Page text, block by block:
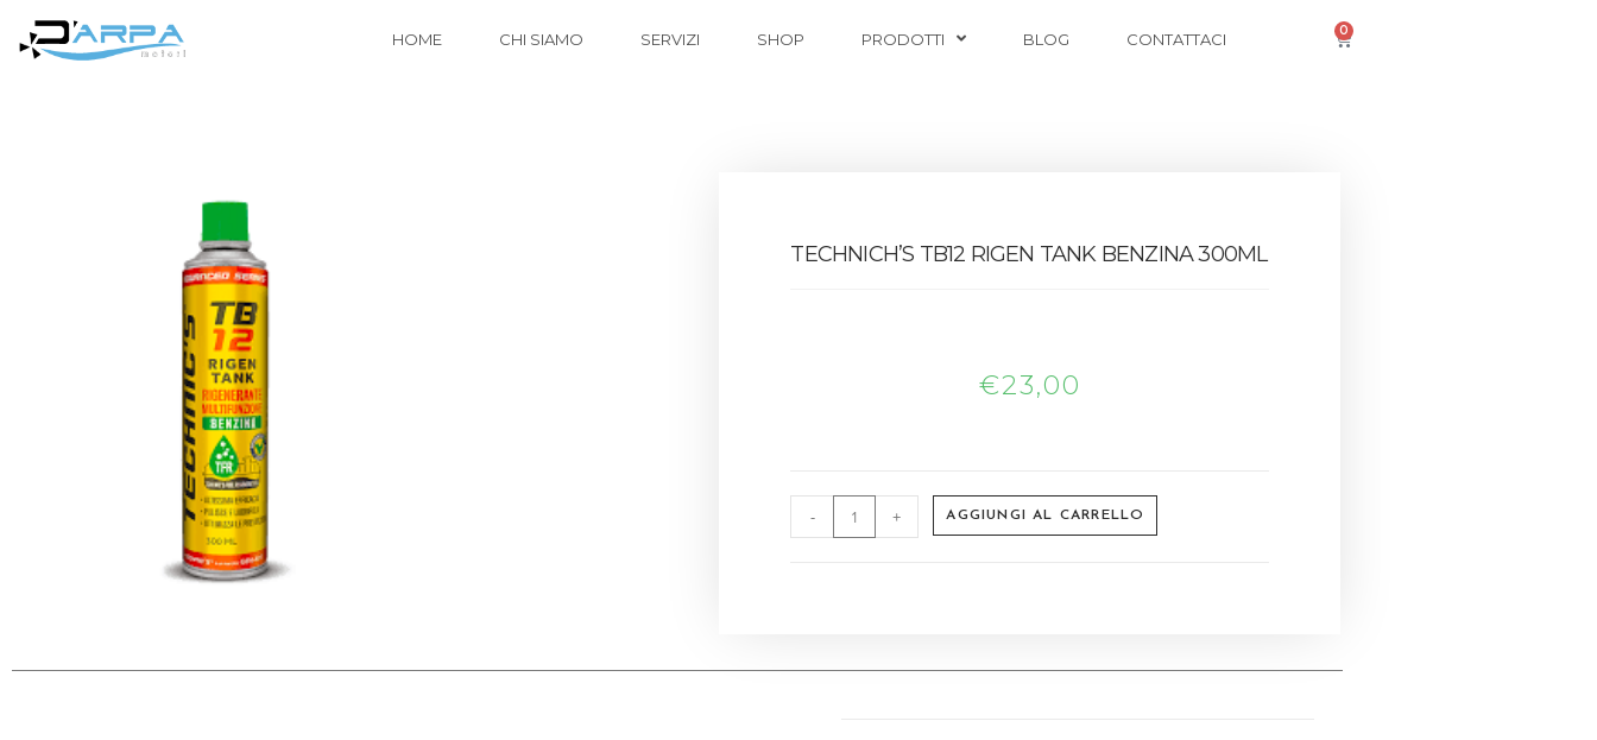
HOME CHI SIAMO SERVIZI SHOP PRODOTTI BLOG CONTATTACI 0
TECHNICH’S TB12 RIGEN TANK BENZINA 300ML
€23,00
- + AGGIUNGI AL CARRELLO